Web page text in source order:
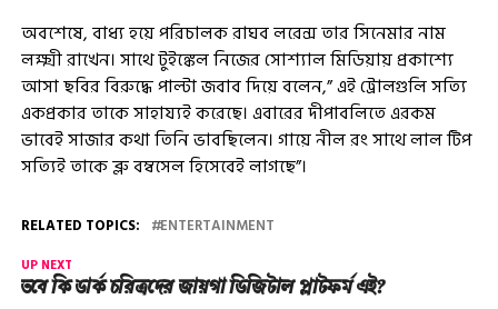
অবশেষে, বাধ্য হয়ে পরিচালক রাঘব লরেন্স তার সিনেমার নাম
লক্ষ্মী রাখেন। সাথে টুইঙ্কেল নিজের সোশ্যাল মিডিয়ায় প্রকাশ্যে
আসা ছবির বিরুদ্ধে পাল্টা জবাব দিয়ে বলেন,” এই ট্রোলগুলি সত্যি
একপ্রকার তাকে সাহায্যই করেছে। এবারের দীপাবলিতে এরকম
ভাবেই সাজার কথা তিনি ভাবছিলেন। গায়ে নীল রং সাথে লাল টিপ
সত্যিই তাকে ব্লু বম্বসেল হিসেবেই লাগছে”।
RELATED TOPICS: ENTERTAINMENT
UP NEXT
তবে কি ডার্ক চরিত্রদের জায়গা ডিজিটাল প্লাটফর্ম এই?